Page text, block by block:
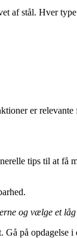
stål. Hver
er relevante
tips til at få
og vælge et
på opdagelse